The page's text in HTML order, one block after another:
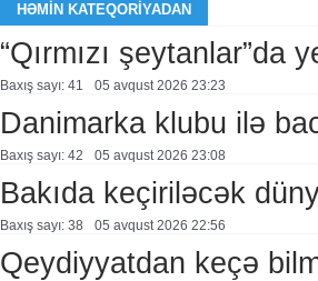
HƏMIN KATEQORIYADAN
“Qırmızı şeytanlar”da
Baxış sayı: 41 05 avqust 2026 23:23
Danimarka klubu ilə
Baxış sayı: 42 05 avqust 2026 23:08
Bakıda keçiriləcək
Baxış sayı: 38 05 avqust 2026 22:56
Qeydiyyatdan keçə